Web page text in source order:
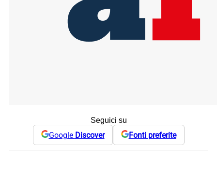
Seguici su
Google Discover Fonti preferite